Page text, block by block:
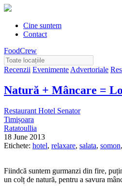
Cine suntem
Contact
FoodCrew
Recenzii Evenimente Advertoriale
Natură + Mâncare =
Restaurant Hotel Senator
Timișoara
Ratatoullia
18 June 2013
Etichete: hotel, relaxare, salata, somon,
Fiindcă suntem gurmanzi din fire,
un colț de natură, pentru a savura